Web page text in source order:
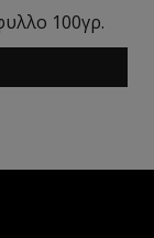
100γρ.